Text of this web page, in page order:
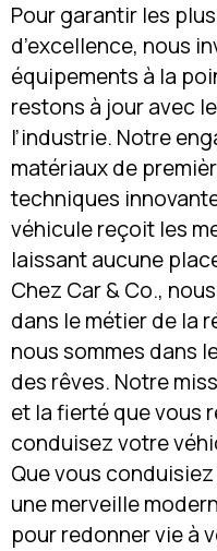
Pour garantir les
d’excellence, nous
équipements à la
restons à jour avec
l’industrie. Notre
matériaux de
techniques
véhicule reçoit les
laissant aucune
Chez Car & Co.,
dans le métier de la
nous sommes dans
des rêves. Notre
et la fierté que vous
conduisez votre
Que vous
une merveille
pour redonner vie à